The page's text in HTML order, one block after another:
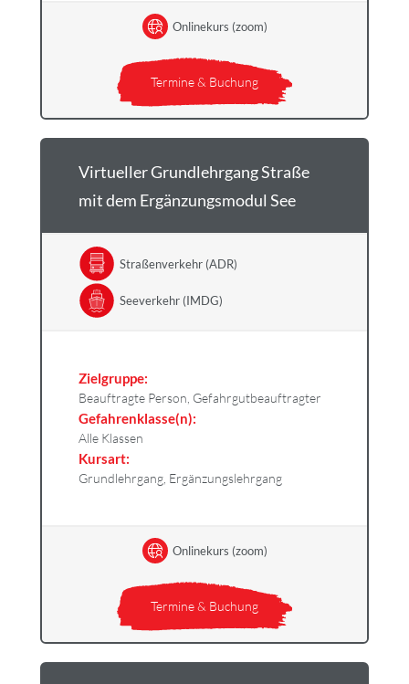
Termine & Buchung
Onlinekurs (zoom)
Virtueller Grundlehrgang Straße
mit dem Ergänzungsmodul See
Straßenverkehr (ADR)
Seeverkehr (IMDG)
Zielgruppe:
Beauftragte Person, Gefahrgutbeauftragter
Gefahrenklasse(n):
Alle Klassen
Kursart:
Grundlehrgang, Ergänzungslehrgang
Termine & Buchung
Onlinekurs (zoom)